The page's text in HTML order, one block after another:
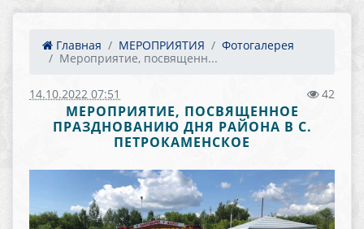
Главная МЕРОПРИЯТИЯ
Фотогалерея
Мероприятие, посвященн...
14.10.2022 07:51 42
МЕРОПРИЯТИЕ, ПОСВЯЩЕННОЕ
ПРАЗДНОВАНИЮ ДНЯ РАЙОНА В С.
ПЕТРОКАМЕНСКОЕ